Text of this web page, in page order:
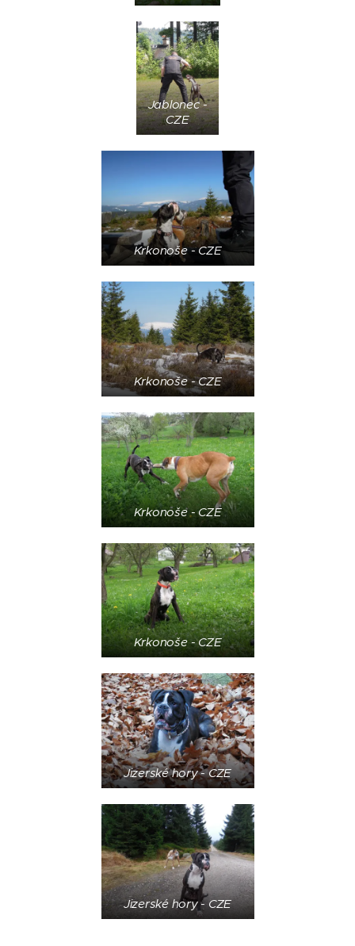
Jablonec -
CZE
Krkonoše - CZE
Krkonoše - CZE
Krkonoše - CZE
Krkonoše - CZE
Jizerské hory - CZE
Jizerské hory - CZE